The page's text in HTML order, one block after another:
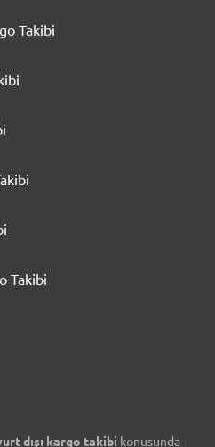
Takibi
Takibi
dışı kargo takibi konusunda